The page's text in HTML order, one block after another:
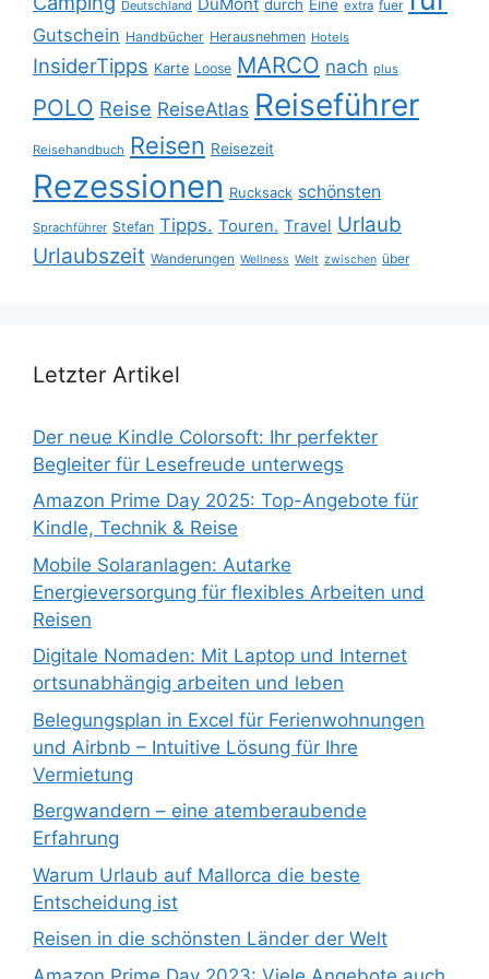
Deutschland durch Eine extra fuer
Gutschein Handbücher Herausnehmen Hotels
InsiderTipps Karte Loose MARCO nach plus
POLO Reise ReiseAtlas Reiseführer
Reisehandbuch Reisen Reisezeit
Rezessionen Rucksack schönsten
Sprachführer Stefan Tipps. Touren. Travel Urlaub
Urlaubszeit Wanderungen Wellness Welt zwischen über
Letzter Artikel
Der neue Kindle Colorsoft: Ihr perfekter
Begleiter für Lesefreude unterwegs
Amazon Prime Day 2025: Top-Angebote für
Kindle, Technik & Reise
Mobile Solaranlagen: Autarke
Energieversorgung für flexibles Arbeiten und
Reisen
Digitale Nomaden: Mit Laptop und Internet
ortsunabhängig arbeiten und leben
Belegungsplan in Excel für Ferienwohnungen
und Airbnb – Intuitive Lösung für Ihre
Vermietung
Bergwandern – eine atemberaubende
Erfahrung
Warum Urlaub auf Mallorca die beste
Entscheidung ist
Reisen in die schönsten Länder der Welt